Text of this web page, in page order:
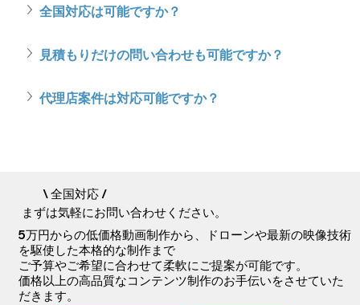
全国対応は可能ですか？
見積もりだけの問い合わせも可能ですか？
代理店案件は対応可能ですか？
\ 全国対応 /
まずは気軽にお問い合わせください。
5万円からの低価格動画制作から、ドローンや最新の映像技術
を駆使した本格的な制作まで
ご予算やご希望に合わせて柔軟にご提案が可能です。
価格以上の高品質なコンテンツ制作のお手伝いをさせていた
だきます。